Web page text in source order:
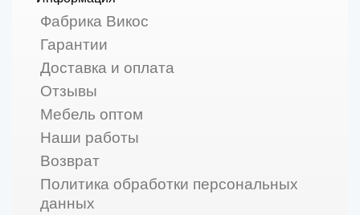
Фабрика Викос
Гарантии
Доставка и оплата
Отзывы
Мебель оптом
Наши работы
Возврат
Политика обработки персональных
данных